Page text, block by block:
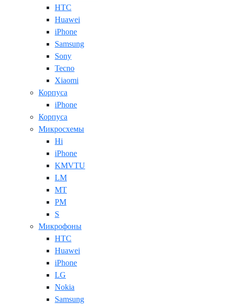
HTC
Huawei
iPhone
Samsung
Sony
Tecno
Xiaomi
Корпуса
iPhone
Корпуса
Микросхемы
Hi
iPhone
KMVTU
LM
MT
PM
S
Микрофоны
HTC
Huawei
iPhone
LG
Nokia
Samsung